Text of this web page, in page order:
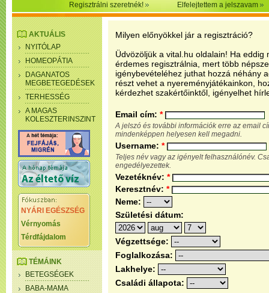
Regisztrálni szeretnék!
Elfelejtettem a jelszavam
AKTUÁLIS
NYITÓLAP
HOMEOPÁTIA
DAGANATOS
MEGBETEGEDÉSEK
TERHESSÉG
A MAGAS
KOLESZTERINSZINT
NYÁRI EGÉSZSÉG
Vérnyomás
Térdfájdalom
TÉMÁINK
BETEGSÉGEK
BABA-MAMA
Milyen előnyökkel jár a regisztráció?
Üdvözöljük a vital.hu oldalain! Ha eddig
érdemes regisztrálnia, mert több
igénybevételéhez juthat hozzá néhány
részt vehet a nyereményjátékainkon,
kérdezhet szakértőinktől, igényelhet
Email cím: *
A jelszó és további információk erre az email
mindenképpen helyesen kell megadni.
Username: *
Teljes név vagy az igényelt felhasználónév.
engedélyezettek.
Vezetéknév: *
Keresztnév: *
Neme:
Születési dátum:
Végzettsége:
Foglalkozása:
Lakhelye:
Családi állapota: